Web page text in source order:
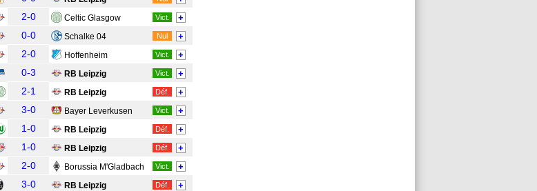
2-0 Celtic Glasgow Vict. +
0-0 Schalke 04 Nul +
2-0 Hoffenheim Vict. +
0-3 RB Leipzig Vict. +
2-1 RB Leipzig Déf. +
3-0 Bayer Leverkusen Vict. +
1-0 RB Leipzig Déf. +
1-0 RB Leipzig Déf. +
2-0 Borussia M'Gladbach Vict. +
3-0 RB Leipzig Déf. +